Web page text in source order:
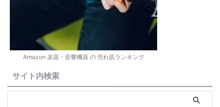
Amazon 楽器・音響機器 の 売れ筋ランキング
サイト内検索